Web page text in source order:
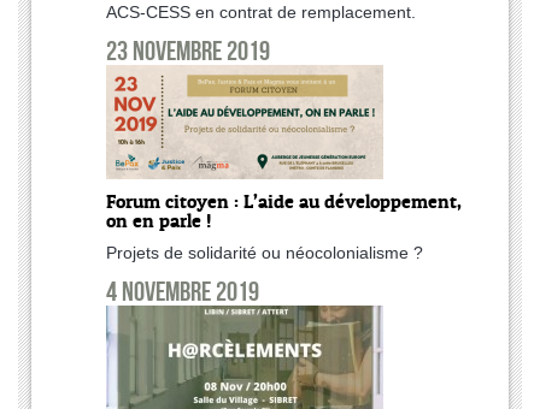
ACS-CESS en contrat de remplacement.
23 novembre 2019
Forum citoyen : L’aide au développement,
on en parle !
Projets de solidarité ou néocolonialisme ?
4 novembre 2019